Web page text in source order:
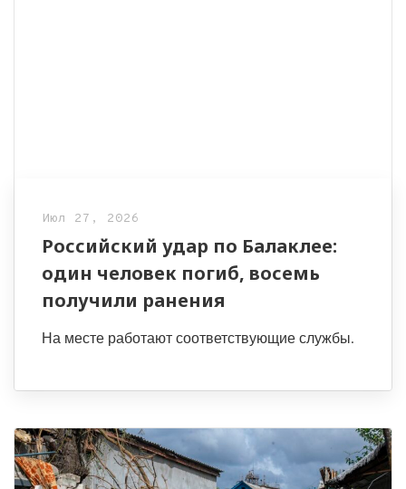
Июл 27, 2026
Российский удар по Балаклее:
один человек погиб, восемь
получили ранения
На месте работают соответствующие службы.